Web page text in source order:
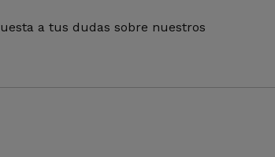
a tus dudas sobre nuestros